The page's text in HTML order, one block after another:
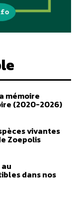
mémoire
(2020-2026)
vivantes
Zoepolis
dans nos